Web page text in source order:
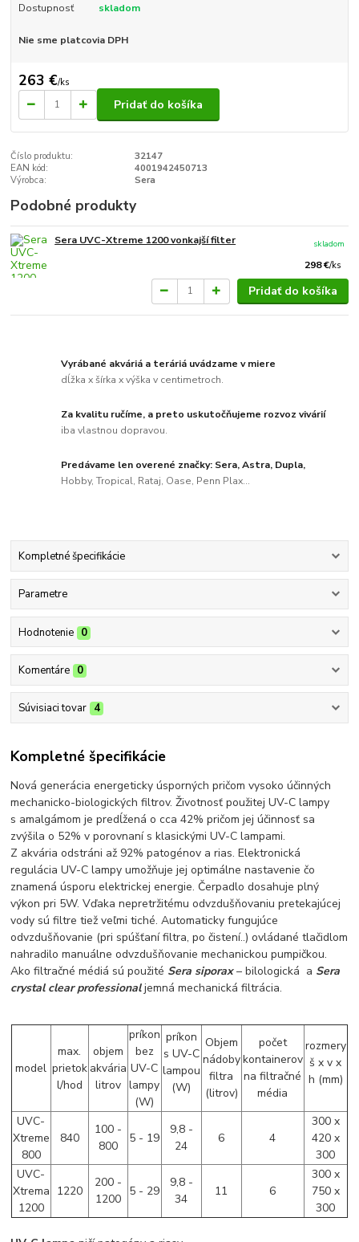
Dostupnosť skladom
Nie sme platcovia DPH
263 €/ks
Pridať do košíka
Číslo produktu:
32147
EAN kód:
4001942450713
Výrobca:
Sera
Podobné produkty
Sera UVC-Xtreme 1200 vonkajší filter
298 €/ks
skladom
Pridať do košíka
Vyrábané akváriá a teráriá uvádzame v miere
dĺžka x šírka x výška v centimetroch.
Za kvalitu ručíme, a preto uskutočňujeme rozvoz vivárií
iba vlastnou dopravou.
Predávame len overené značky: Sera, Astra, Dupla,
Hobby, Tropical, Rataj, Oase, Penn Plax...
Kompletné špecifikácie
Parametre
Hodnotenie 0
Komentáre 0
Súvisiaci tovar 4
Kompletné špecifikácie
Nová generácia energeticky úsporných pričom vysoko účinných
mechanicko-biologických filtrov. Životnosť použitej UV-C lampy
s amalgámom je predĺžená o cca 42% pričom jej účinnosť sa
zvýšila o 52% v porovnaní s klasickými UV-C lampami.
Z akvária odstráni až 92% patogénov a rias. Elektronická
regulácia UV-C lampy umožňuje jej optimálne nastavenie čo
znamená úsporu elektrickej energie. Čerpadlo dosahuje plný
výkon pri 5W. Vďaka nepretržitému odvzdušňovaniu pretekajúcej
vody sú filtre tiež veľmi tiché. Automaticky fungujúce
odvzdušňovanie (pri spúšťaní filtra, po čistení..) ovládané tlačidlom
nahradilo manuálne odvzdušňovanie mechanickou pumpičkou.
Ako filtračné médiá sú použité Sera siporax– bilologická a Sera
crystal clear professionaljemná mechanická filtrácia.
model
max.
prietok
l/hod
objem
akvária
litrov
príkon
bez
UV-C
lampy
(W)
príkon
s UV-C
lampou
(W)
Objem
nádoby
filtra
(litrov)
počet
kontainerov
na filtračné
média
rozmery
š x v x
h (mm)
UVC-
Xtreme
800
840
100 -
800
5 - 19
9,8 -
24
6 4
300 x
420 x
300
UVC-
Xtrema
1200
1220
200 -
1200
5 - 29
9,8 -
34
11 6
300 x
750 x
300